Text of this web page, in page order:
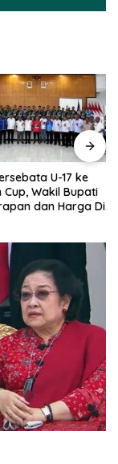
U-17 ke
Wakil Bupati
dan Harga Diri